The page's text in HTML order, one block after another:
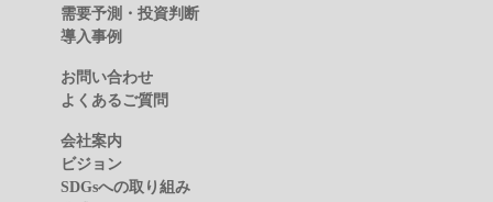
需要予測・投資判断
導入事例
お問い合わせ
よくあるご質問
会社案内
ビジョン
SDGsへの取り組み